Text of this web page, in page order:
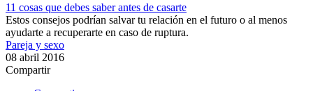
11 cosas que debes saber antes de casarte
Estos consejos podrían salvar tu relación en el futuro o al menos
ayudarte a recuperarte en caso de ruptura.
Pareja y sexo
08 abril 2016
Compartir